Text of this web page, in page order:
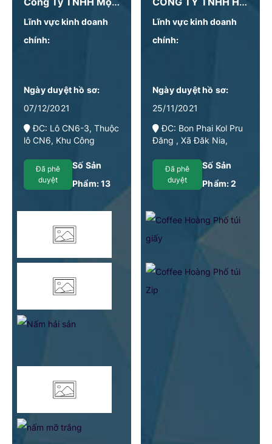
Lĩnh vực kinh doanh
chính:
Ngày duyệt hồ sơ:
07/12/2021
ĐC: Lô CN6-3, Thuộc
lô CN6, Khu Công
Tâm Thắng, Xã Tâm
Thắng, huyện Cư Jút,
Tỉnh Đắk Nông, Việt
Đã phê
duyệt
Số Sản
Phẩm:13
Lĩnh vực kinh doanh
chính:
Ngày duyệt hồ sơ:
25/11/2021
ĐC: Bon Phai Kol Pru
Đăng , Xã Đăk Nia,
Tỉnh Đăk Nông
Đã phê
duyệt
Số Sản
Phẩm:2